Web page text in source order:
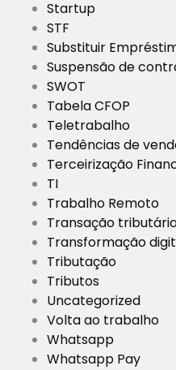
Startup
STF
Substituir
Suspensão de
SWOT
Tabela CFOP
Teletrabalho
Tendências de
Terceirização
TI
Trabalho Remoto
Transação
Transformação
Tributação
Tributos
Uncategorized
Volta ao trabalho
Whatsapp
Whatsapp Pay